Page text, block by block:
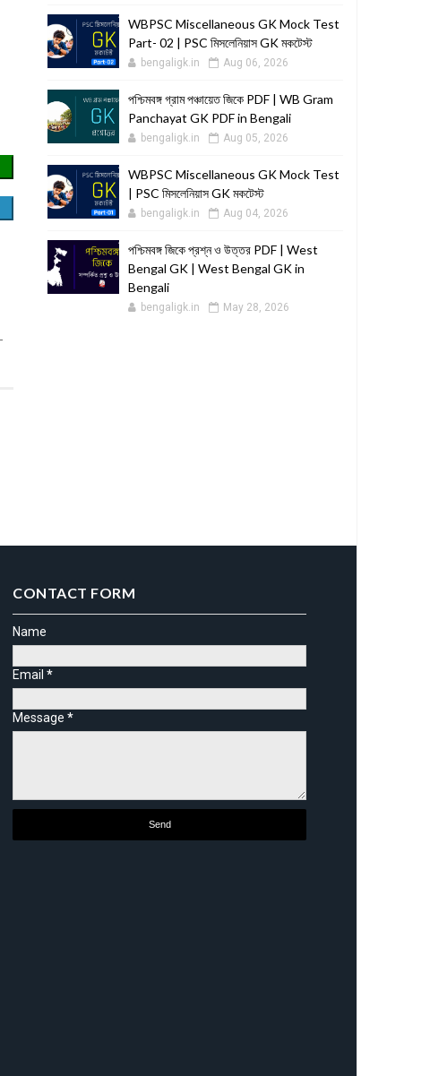
WBPSC Miscellaneous GK Mock Test
Part- 02 | PSC মিসলেনিয়াস GK মকটেস্ট
bengaligk.in Aug 06, 2026
পশ্চিমবঙ্গ গ্রাম পঞ্চায়েত জিকে PDF | WB Gram
Panchayat GK PDF in Bengali
bengaligk.in Aug 05, 2026
WBPSC Miscellaneous GK Mock Test
| PSC মিসলেনিয়াস GK মকটেস্ট
bengaligk.in Aug 04, 2026
পশ্চিমবঙ্গ জিকে প্রশ্ন ও উত্তর PDF | West
Bengal GK | West Bengal GK in
Bengali
bengaligk.in May 28, 2026
CONTACT FORM
Name
Email *
Message *